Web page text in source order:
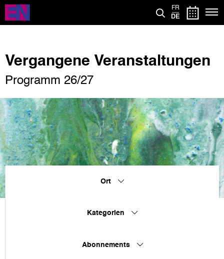
Direkt
zum
Inhalt
FR
DE
Vergangene Veranstaltungen
Programm 26/27
Ort
Kategorien
Abonnements